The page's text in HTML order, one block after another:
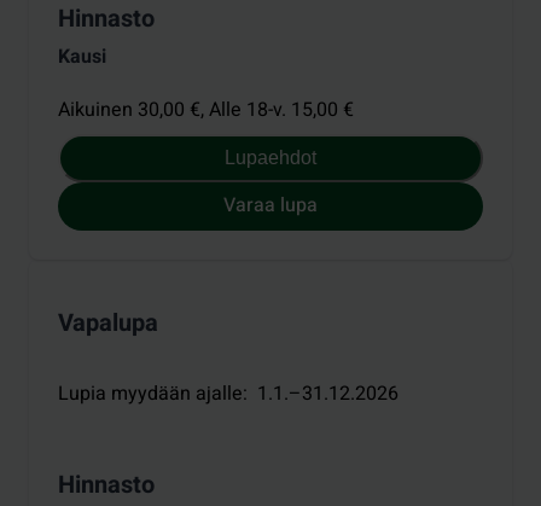
Hinnasto
Kausi
Aikuinen 30,00 €,Alle 18-v. 15,00 €
Lupaehdot
Varaa lupa
Vapalupa
Lupia myydään ajalle: 1.1.–31.12.2026
Hinnasto